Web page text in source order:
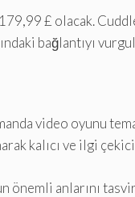
£ olacak.
bağlantıyı
video oyunu
kalıcı ve ilgi
önemli anlarını